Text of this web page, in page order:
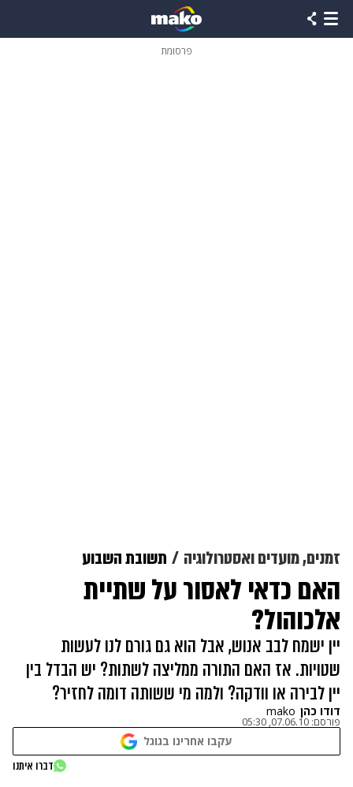
פרסומת
זמנים, מועדים ואסטרולוגיה תשובת השבוע
האם כדאי לאסור על שתיית
אלכוהול?
יין ישמח לבב אנוש, אבל הוא גם גורם לנו לעשות
שטויות. אז האם התורה ממליצה לשתות? יש הבדל בין
יין לבירה או וודקה? ולמה מי ששותה דומה לחזיר?
דודו כהן mako
פורסם: 07.06.10, 05:30
עקבו אחרינו בגוגל
דברו איתנו